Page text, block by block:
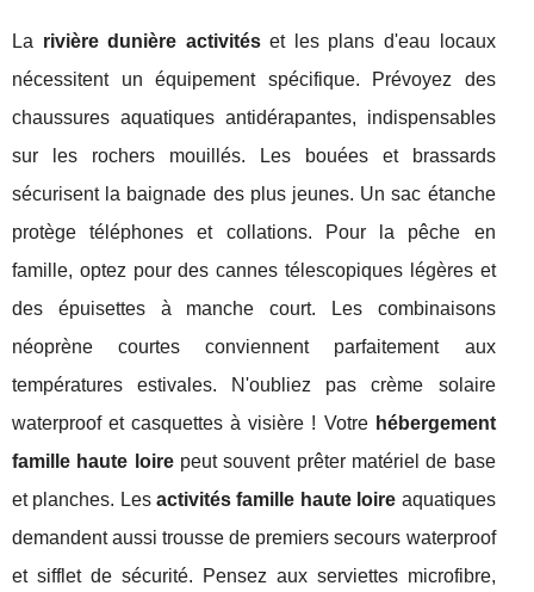
La rivière dunière activitéset les plans d'eau locaux
nécessitent un équipement spécifique. Prévoyez des
chaussures aquatiques antidérapantes, indispensables
sur les rochers mouillés. Les bouées et brassards
sécurisent la baignade des plus jeunes. Un sac étanche
protège téléphones et collations. Pour la pêche en
famille, optez pour des cannes télescopiques légères et
des épuisettes à manche court. Les combinaisons
néoprène courtes conviennent parfaitement aux
températures estivales. N'oubliez pas crème solaire
waterproof et casquettes à visière ! Votre hébergement
famille haute loirepeut souvent prêter matériel de base
et planches. Lesactivités famille haute loire aquatiques
demandent aussi trousse de premiers secours waterproof
et sifflet de sécurité. Pensez aux serviettes microfibre,